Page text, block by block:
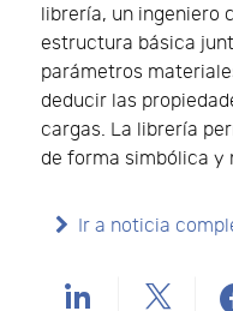
librería, un ingeniero
estructura básica
parámetros
deducir las
cargas. La librería
de forma simbólica y
Ir a noticia